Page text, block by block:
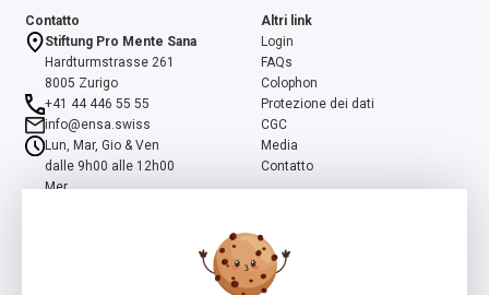
Contatto
Stiftung Pro Mente Sana
Hardturmstrasse 261
8005 Zurigo
+41 44 446 55 55
info@ensa.swiss
Lun, Mar, Gio & Ven
dalle 9h00 alle 12h00
Mer
Altri link
Login
FAQs
Colophon
Protezione dei dati
CGC
Media
Contatto